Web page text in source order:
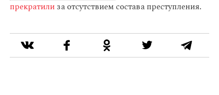
прекратилиза отсутствием состава преступления.